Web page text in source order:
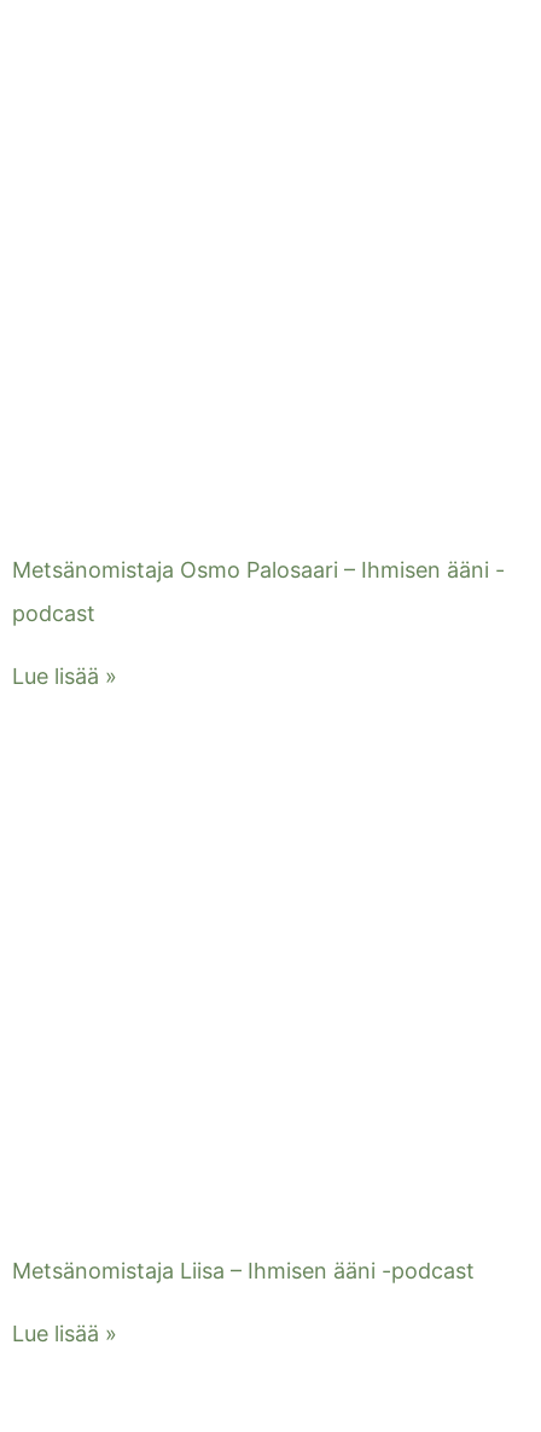
Metsänomistaja Osmo Palosaari – Ihmisen ääni -
podcast
Lue lisää »
Metsänomistaja Liisa – Ihmisen ääni -podcast
Lue lisää »